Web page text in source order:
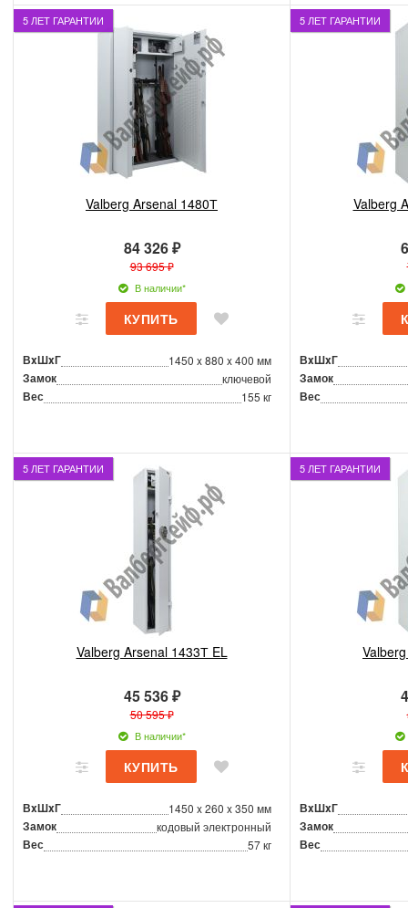
5 ЛЕТ ГАРАНТИИ
Valberg Arsenal 1480Т
84 326 ₽
93 695 ₽
В наличии*
ВxШxГ 1450 x 880 x 400 мм
Замок ключевой
Вес 155 кг
5 ЛЕТ ГАРАНТИИ
Valberg
ВxШxГ
Замок
Вес
5 ЛЕТ ГАРАНТИИ
Valberg Arsenal 1433Т EL
45 536 ₽
50 595 ₽
В наличии*
ВxШxГ 1450 x 260 x 350 мм
Замок кодовый электронный
Вес 57 кг
5 ЛЕТ ГАРАНТИИ
ВxШxГ
Замок
Вес